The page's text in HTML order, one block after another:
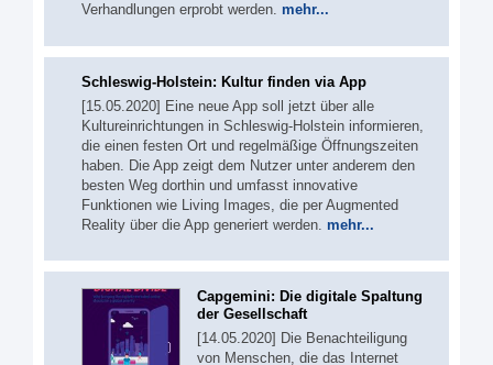
Verhandlungen erprobt werden. mehr...
Schleswig-Holstein: Kultur finden via App
[15.05.2020] Eine neue App soll jetzt über alle
Kultureinrichtungen in Schleswig-Holstein informieren,
die einen festen Ort und regelmäßige Öffnungszeiten
haben. Die App zeigt dem Nutzer unter anderem den
besten Weg dorthin und umfasst innovative
Funktionen wie Living Images, die per Augmented
Reality über die App generiert werden. mehr...
Capgemini: Die digitale Spaltung
der Gesellschaft
[14.05.2020] Die Benachteiligung
von Menschen, die das Internet